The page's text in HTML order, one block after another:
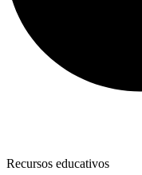
Recursos educativos